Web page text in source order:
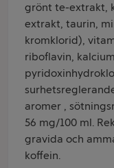
grönt te-extrakt,
extrakt, taurin,
kromklorid),
riboflavin,
aromer ,
56 mg/100 ml.
gravida och
koffein.